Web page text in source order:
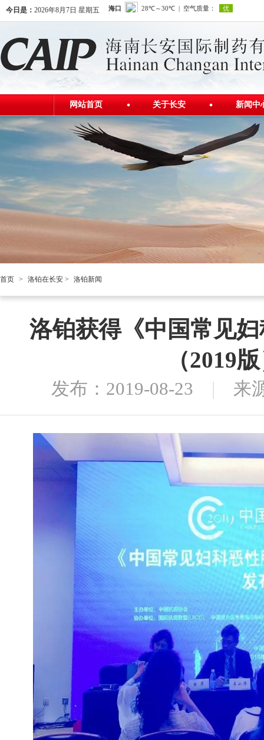
今日是： 2026年8月7日 星期五
网站首页 关于长安
公司简介
发展历程
公司荣誉
新闻中
公司新
行业资
首页 > 洛铂在长安 > 洛铂新闻
洛铂获得《中国常见
（2019
发布：2019-08-23 来